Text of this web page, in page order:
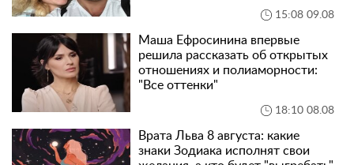
15:08 09.08
Маша Ефросинина впервые
решила рассказать об открытых
отношениях и полиаморности:
"Все оттенки"
18:10 08.08
Врата Льва 8 августа: какие
знаки Зодиака исполнят свои